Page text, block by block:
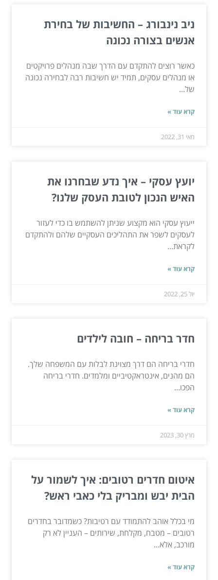
ניב נינבורג – החשיבות של בחירת
אנשים בצורה נכונה
כאשר רוצים להתקדם עם הדרך שבה מנהלים פרויקטים
או מנהלים עסקים, תמיד יש חשיבות רבה לבחירה נכונה
של...
קרא עוד »
מאי 31, 2022
יועץ עסקי – איך נדע שבחרנו את
האיש הנכון לטובת העסק שלנו?
ייעוץ עסקי הוא מקצוע שניתן להשתמש בו כדי לעזור
לעסקים לשפר את התהליכים העסקיים שלהם ולהתקדם
לקראת...
קרא עוד »
יול 25, 2022
חדר בריחה – חובה לילדים
חדרי בריחה הם דרך מצוינת לבלות עם המשפחה שלך.
הם מהנים, אינטראקטיביים ומלמדים. חדרי בריחה
הפכו...
קרא עוד »
מרץ 30, 2023
איטום חדרים רטובים: איך לשמור על
הבית יבש ומבריק בלי כאבי ראש?
מי בכלל אוהב להתמודד עם רטיבות? כשמדובר בחדרים
רטובים – מטבח, מקלחת, שירותים – העניין לא רק
מורכב, אלא...
קרא עוד »